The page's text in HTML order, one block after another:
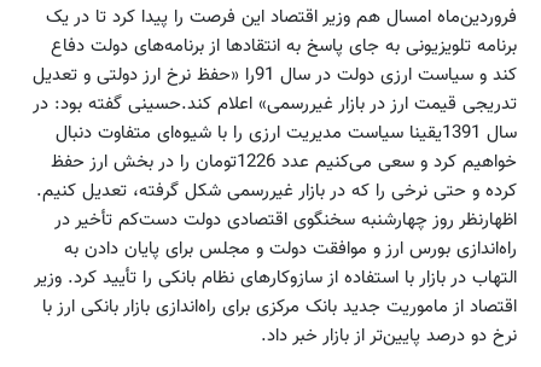
فروردین‌ماه امسال هم وزیر اقتصاد این فرصت را پیدا کرد تا در یک
برنامه تلویزیونی به جای پاسخ به انتقادها از برنامه‌های دولت دفاع
کند و سیاست ارزی دولت در سال 91را «حفظ نرخ ارز دولتی و تعدیل
تدریجی قیمت ارز در بازار غیررسمی» اعلام کند.حسینی گفته بود: در
سال 1391یقینا سیاست مدیریت ارزی را با شیوه‌ای متفاوت دنبال
خواهیم کرد و سعی می‌کنیم عدد 1226تومان را در بخش ارز حفظ
کرده و حتی نرخی را که در بازار غیررسمی شکل گرفته، تعدیل کنیم.
اظهارنظر روز چهارشنبه سخنگوی اقتصادی دولت دست‌کم تأخیر در
راه‌اندازی بورس ارز و موافقت دولت و مجلس برای پایان دادن به
التهاب در بازار با استفاده از سازوکارهای نظام بانکی را تأیید کرد. وزیر
اقتصاد از ماموریت جدید بانک مرکزی برای راه‌اندازی بازار بانکی ارز با
نرخ دو درصد پایین‌تر از بازار خبر داد.